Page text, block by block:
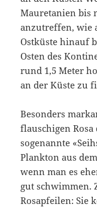
Mauretanien bis
anzutreffen, wie
Ostküste hinauf
Osten des
rund 1,5 Meter
an der Küste zu
Besonders
flauschigen
sogenannte
Plankton aus
wenn man es
gut schwimmen.
Rosapfeilen: Sie